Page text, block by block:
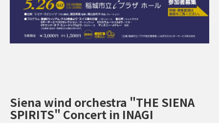
Siena wind orchestra "THE SIENA
SPIRITS" Concert in INAGI